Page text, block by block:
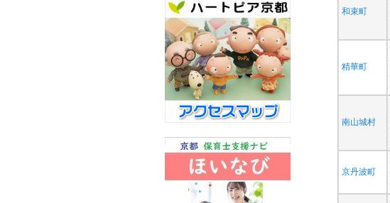
和束町
精華町
南山城村
京丹波町